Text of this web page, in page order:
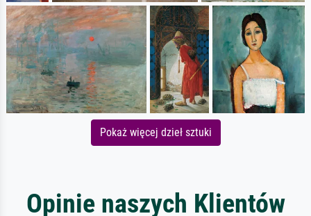
Pokaż więcej dzieł sztuki
Opinie naszych Klientów